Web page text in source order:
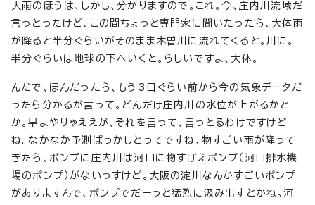
大雨のほうは、しかし、分かりますので。これ。今、庄内川流域だ
言っとったけど、この間ちょっと専門家に聞いたったら、大体雨
が降ると半分ぐらいがそのまま木曽川に流れてくると。川に。
半分ぐらいは地球の下へいくと。らしいですよ、大体。
んだで、ほんだったら、もう3日ぐらい前から今の気象データだ
ったら分かるが言って。どんだけ庄内川の水位が上がるかと
か。早よやりゃええが、それを言って、言っとるわけですけど
ね。なかなか予測ばっかしとってですね、物すごい雨が降って
きたら、ポンプに庄内川は河口に物すげえポンプ（河口排水機
場のポンプ）がないっすけど。大阪の淀川なんかすごいポンプ
がありますんで、ポンプでだーっと猛烈に汲み出すとかね。河